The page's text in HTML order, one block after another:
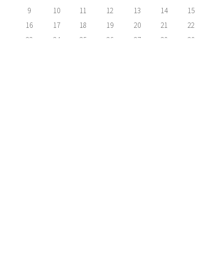
9
10 11 12 13 14
15
16
17 18 19 20 21
22
23
24 25 26 27 28
29